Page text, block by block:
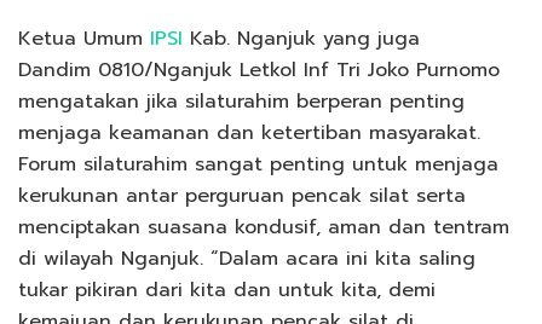
Ketua Umum IPSI Kab. Nganjuk yang juga
Dandim 0810/Nganjuk Letkol Inf Tri Joko Purnomo
mengatakan jika silaturahim berperan penting
menjaga keamanan dan ketertiban masyarakat.
Forum silaturahim sangat penting untuk menjaga
kerukunan antar perguruan pencak silat serta
menciptakan suasana kondusif, aman dan tentram
di wilayah Nganjuk. “Dalam acara ini kita saling
tukar pikiran dari kita dan untuk kita, demi